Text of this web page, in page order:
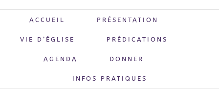
ACCUEIL PRÉSENTATION
VIE D’ÉGLISE PRÉDICATIONS
AGENDA DONNER
INFOS PRATIQUES